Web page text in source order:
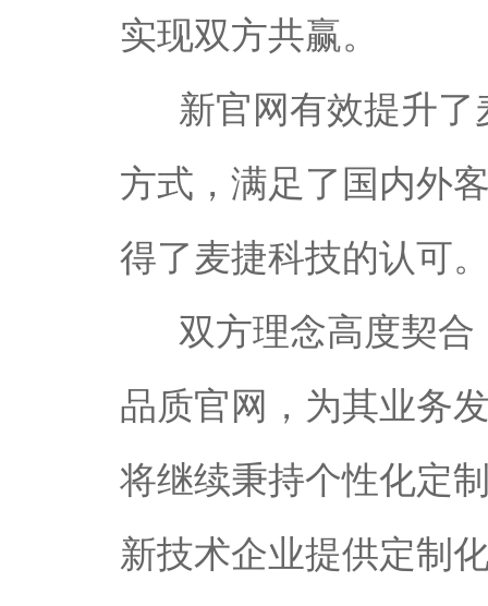
实现双方共赢。
新官网有效提升了
方式，满足了国内外
得了麦捷科技的认可
双方理念高度契合
品质官网，为其业务
将继续秉持个性化定
新技术企业提供定制